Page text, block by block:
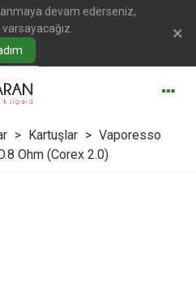
devam ederseniz,
×
> Kartuşlar > Vaporesso
Ohm (Corex 2.0)